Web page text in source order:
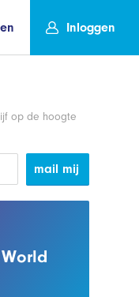
Inloggen
op de hoogte
mail mij